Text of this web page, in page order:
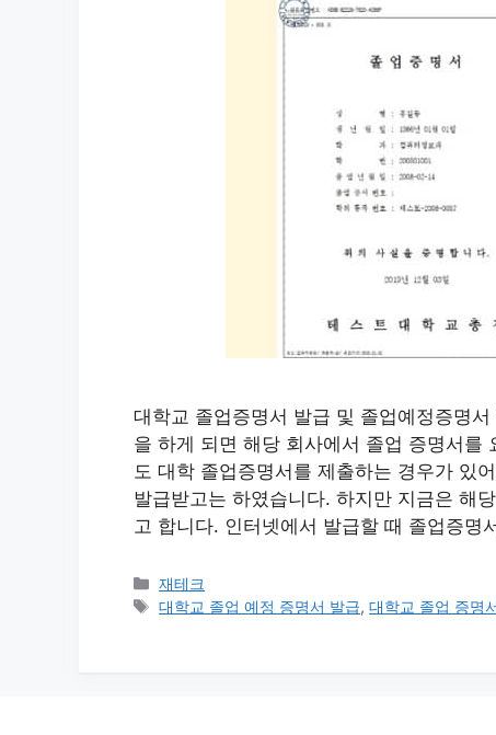
대학교 졸업증명서 발급 및 졸업예정증명
을 하게 되면 해당 회사에서 졸업 증명서를
도 대학 졸업증명서를 제출하는 경우가 있
발급받고는 하였습니다. 하지만 지금은 해
고 합니다. 인터넷에서 발급할 때 졸업증명
카
테
재테크
태
대학교 졸업 예정 증명서 발급,대학교 졸업 증명